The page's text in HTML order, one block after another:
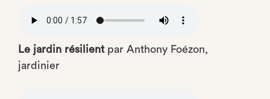
Le jardin résilientpar Anthony Foézon,
jardinier